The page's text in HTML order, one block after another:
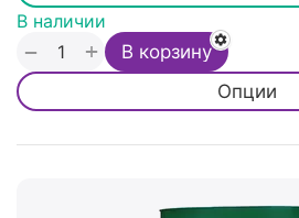
Опции
В наличии
+
− В корзину